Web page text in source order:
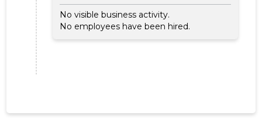
No visible business activity.
No employees have been hired.